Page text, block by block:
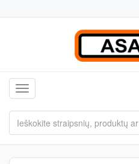
Toggle navigation